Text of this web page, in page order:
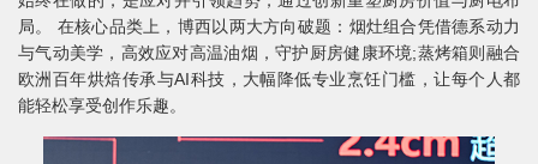
局。 在核心品类上，博西以两大方向破题：烟灶组合凭借德系动力
与气动美学，高效应对高温油烟，守护厨房健康环境;蒸烤箱则融合
欧洲百年烘焙传承与AI科技，大幅降低专业烹饪门槛，让每个人都
能轻松享受创作乐趣。